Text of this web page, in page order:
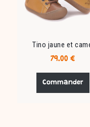
la
Tino jaune et
79.00€
Commander
a